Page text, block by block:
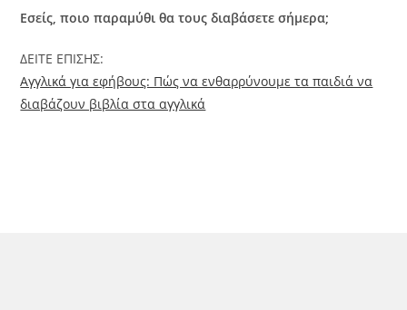
Εσείς, ποιο παραμύθι θα τους διαβάσετε σήμερα;
ΔΕΙΤΕ ΕΠΙΣΗΣ:
Αγγλικά για εφήβους: Πώς να ενθαρρύνουμε τα παιδιά να
διαβάζουν βιβλία στα αγγλικά